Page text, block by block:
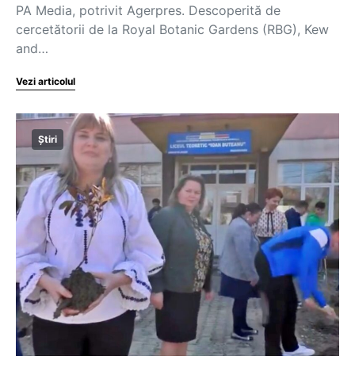
PA Media, potrivit Agerpres. Descoperită de
cercetătorii de la Royal Botanic Gardens (RBG), Kew
and…
Vezi articolul
Știri